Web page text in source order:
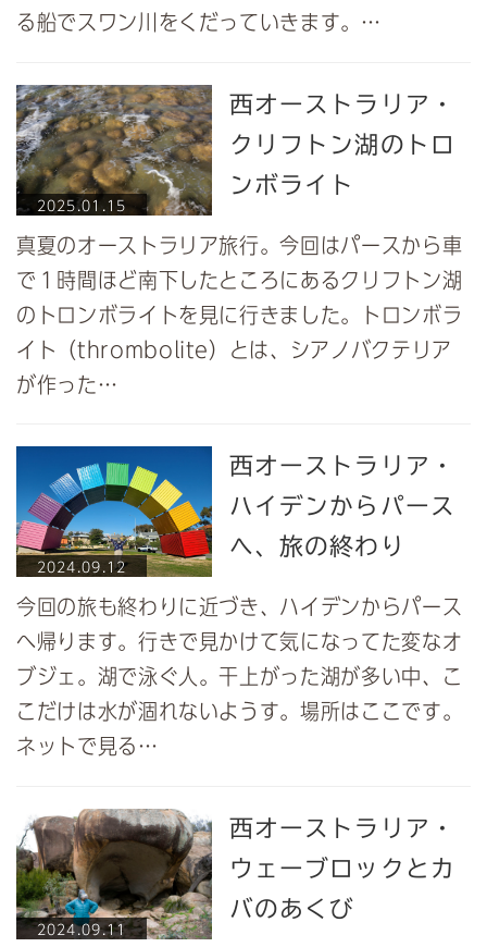
る船でスワン川をくだっていきます。…
2025.01.15
西オーストラリア・
クリフトン湖のトロ
ンボライト
真夏のオーストラリア旅行。今回はパースから車
で１時間ほど南下したところにあるクリフトン湖
のトロンボライトを見に行きました。トロンボラ
イト（thrombolite）とは、シアノバクテリア
が作った…
2024.09.12
西オーストラリア・
ハイデンからパース
へ、旅の終わり
今回の旅も終わりに近づき、ハイデンからパース
へ帰ります。行きで見かけて気になってた変なオ
ブジェ。湖で泳ぐ人。干上がった湖が多い中、こ
こだけは水が涸れないようす。場所はここです。
ネットで見る…
2024.09.11
西オーストラリア・
ウェーブロックとカ
バのあくび